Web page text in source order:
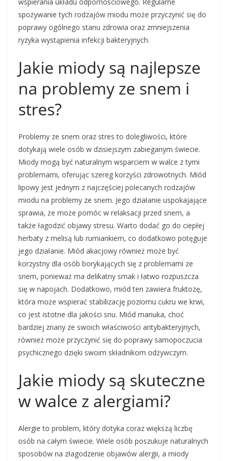
spożywanie tych rodzajów miodu może przyczynić się do
poprawy ogólnego stanu zdrowia oraz zmniejszenia
ryzyka wystąpienia infekcji bakteryjnych.
Jakie miody są najlepsze
na problemy ze snem i
stres?
Problemy ze snem oraz stres to dolegliwości, które
dotykają wiele osób w dzisiejszym zabieganym świecie.
Miody mogą być naturalnym wsparciem w walce z tymi
problemami, oferując szereg korzyści zdrowotnych. Miód
lipowy jest jednym z najczęściej polecanych rodzajów
miodu na problemy ze snem. Jego działanie uspokajające
sprawia, że może pomóc w relaksacji przed snem, a
także łagodzić objawy stresu. Warto dodać go do ciepłej
herbaty z melisą lub rumiankiem, co dodatkowo potęguje
jego działanie. Miód akacjowy również może być
korzystny dla osób borykających się z problemami ze
snem, ponieważ ma delikatny smak i łatwo rozpuszcza
się w napojach. Dodatkowo, miód ten zawiera fruktozę,
która może wspierać stabilizację poziomu cukru we krwi,
co jest istotne dla jakości snu. Miód manuka, choć
bardziej znany ze swoich właściwości antybakteryjnych,
również może przyczynić się do poprawy samopoczucia
psychicznego dzięki swoim składnikom odżywczym.
Jakie miody są skuteczne
w walce z alergiami?
Alergie to problem, który dotyka coraz większą liczbę
osób na całym świecie. Wiele osób poszukuje naturalnych
sposobów na złagodzenie objawów alergii, a miody